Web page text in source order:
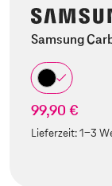
Samsung
99,90 €
Lieferzeit:1-3